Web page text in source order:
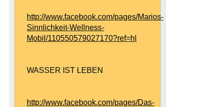
http://www.facebook.com/pages/Marios-
Sinnlichkeit-Wellness-
Mobil/110550579027170?ref=hl
WASSER IST LEBEN
http://www.facebook.com/pages/Das-